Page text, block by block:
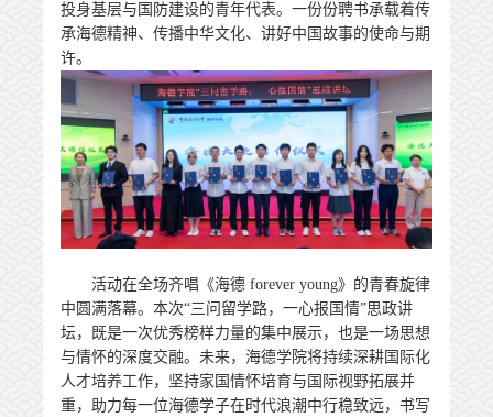
投身基层与国防建设的青年代表。一份份聘书承载着传
承海德精神、传播中华文化、讲好中国故事的使命与期
许。
活动在全场齐唱《海德 forever young》的青春旋律
中圆满落幕。本次“三问留学路，一心报国情”思政讲
坛，既是一次优秀榜样力量的集中展示，也是一场思想
与情怀的深度交融。未来，海德学院将持续深耕国际化
人才培养工作，坚持家国情怀培育与国际视野拓展并
重，助力每一位海德学子在时代浪潮中行稳致远，书写